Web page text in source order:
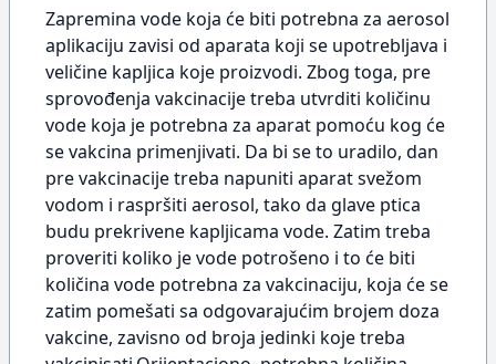
Zapremina vode koja će biti potrebna za aerosol
aplikaciju zavisi od aparata koji se upotrebljava i
veličine kapljica koje proizvodi. Zbog toga, pre
sprovođenja vakcinacije treba utvrditi količinu
vode koja je potrebna za aparat pomoću kog će
se vakcina primenjivati. Da bi se to uradilo, dan
pre vakcinacije treba napuniti aparat svežom
vodom i raspršiti aerosol, tako da glave ptica
budu prekrivene kapljicama vode. Zatim treba
proveriti koliko je vode potrošeno i to će biti
količina vode potrebna za vakcinaciju, koja će se
zatim pomešati sa odgovarajućim brojem doza
vakcine, zavisno od broja jedinki koje treba